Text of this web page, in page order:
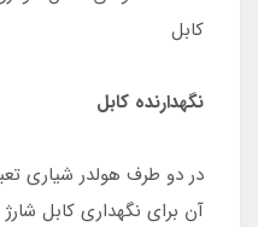
نگهدارنده کابل
در دو طرف هولدر شیاری
آن برای نگهداری کابل